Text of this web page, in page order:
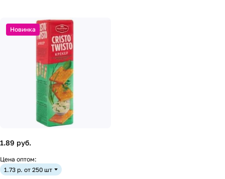
Новинка
1.89 руб.
Цена оптом:
1.73 р. от 250 шт